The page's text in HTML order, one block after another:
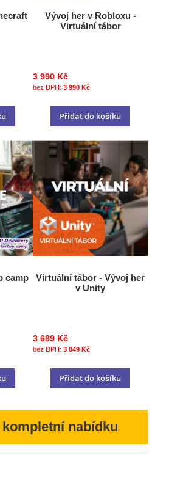
Vývoj her v Robloxu -
Virtuální tábor
3 990 Kč
3 990 Kč
Přidat do košíku
camp
Virtuální tábor - Vývoj her
v Unity
3 689 Kč
3 049 Kč
Přidat do košíku
nabídku